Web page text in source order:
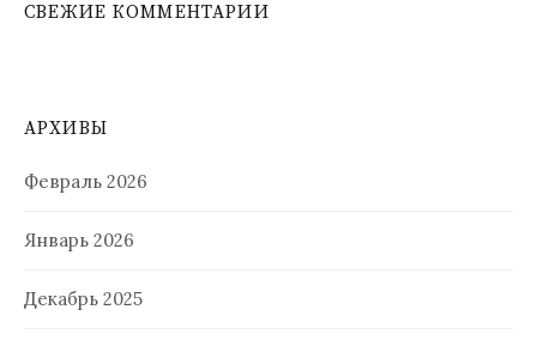
СВЕЖИЕ КОММЕНТАРИИ
АРХИВЫ
Февраль 2026
Январь 2026
Декабрь 2025